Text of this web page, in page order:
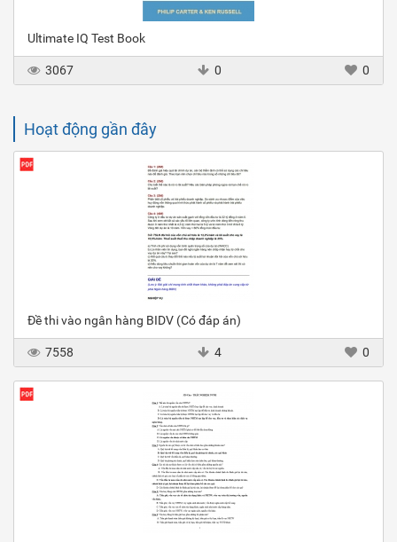
Ultimate IQ Test Book
3067 0 0
Hoạt động gần đây
Đề thi vào ngân hàng BIDV (Có đáp án)
7558 4 0